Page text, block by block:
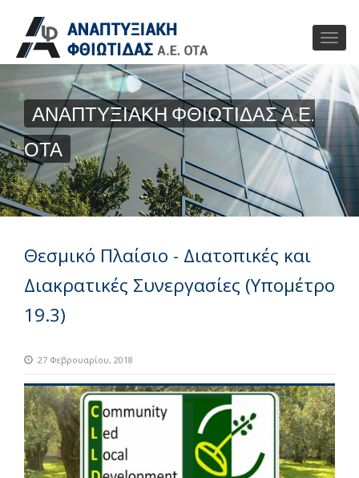
ΑΝΑΠΤΥΞΙΑΚΗ ΦΘΙΩΤΙΔΑΣ Α.Ε.
ΟΤΑ
Θεσμικό Πλαίσιο - Διατοπικές και
Διακρατικές Συνεργασίες (Υπομέτρο
19.3)
27 Φεβρουαρίου, 2018